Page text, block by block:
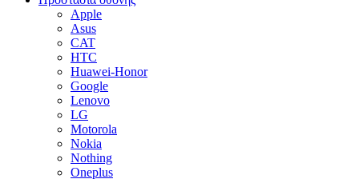
Apple
Asus
CAT
HTC
Huawei-Honor
Google
Lenovo
LG
Motorola
Nokia
Nothing
Oneplus